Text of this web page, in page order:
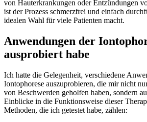
von Hauterkrankungen oder Entzündungen
ist der Prozess schmerzfrei und ​einfach
idealen ⁣Wahl für viele Patienten ‌macht.
Anwendungen der⁤
ausprobiert ‌habe
Ich ‍hatte die‍ Gelegenheit, verschiedene
Iontophorese auszuprobieren, die mir nicht​
von‍ Beschwerden geholfen haben, sondern
Einblicke in die Funktionsweise dieser
Methoden, die​ ich getestet habe, zählen: